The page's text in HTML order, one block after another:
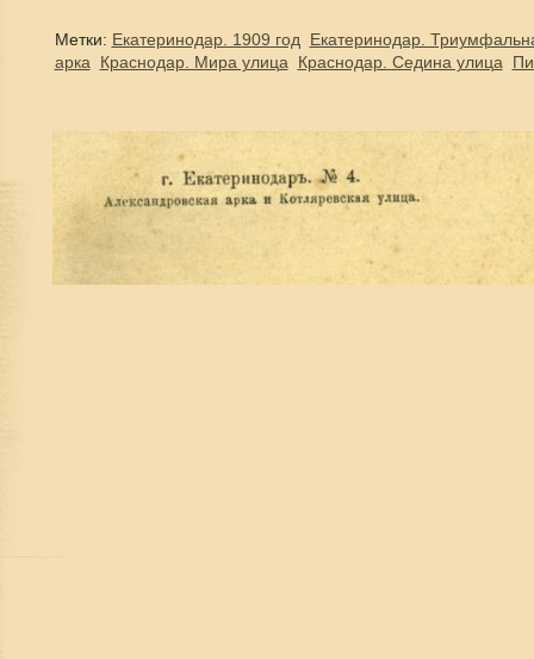
Метки: Екатеринодар. 1909 год
Екатеринодар.
арка
Краснодар. Мира улица Краснодар. Седина улица